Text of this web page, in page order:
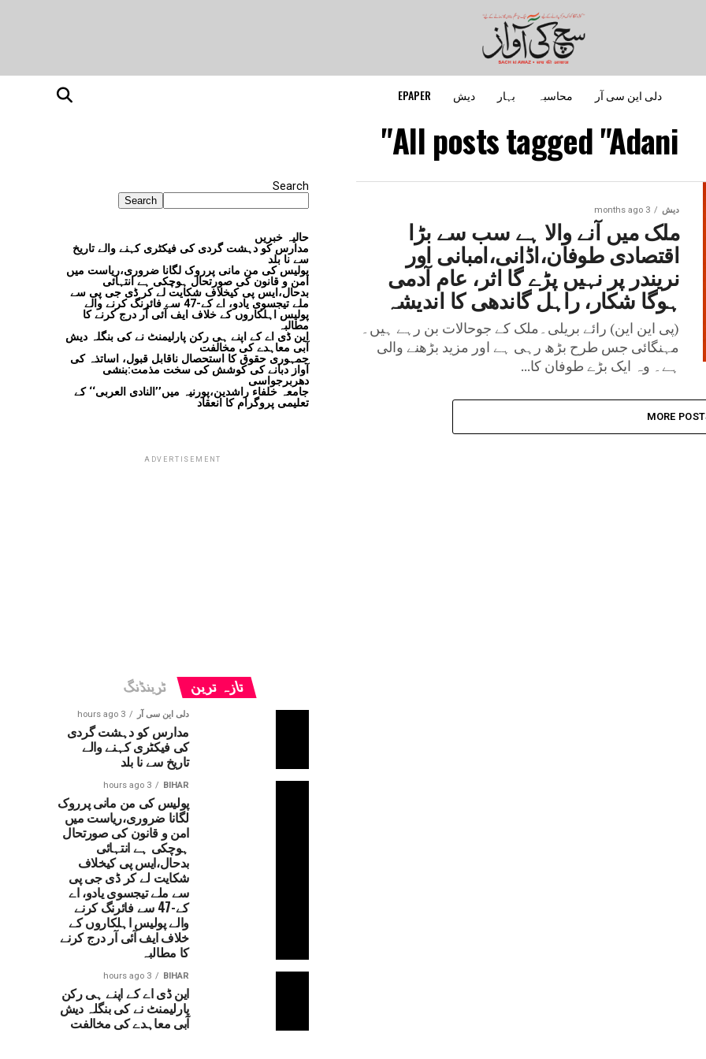
دلی این سی آر محاسبہ بہار دیش EPAPER
All posts tagged "Adani"
دیش 3 months ago
ملک میں آنے والا ہے سب سے بڑا
اقتصادی طوفان،اڈانی،امبانی اور
نریندر پر نہیں پڑے گا اثر، عام آدمی
ہوگا شکار، راہل گاندھی کا اندیشہ
(پی این این) رائے بریلی۔ملک کے جوحالات بن رہے ہیں۔
مہنگائی جس طرح بڑھ رہی ہے اور مزید بڑھنے والی
ہے۔ وہ ایک بڑے طوفان کا...
MORE
Search
Search
حالیہ خبریں
مدارس کو دہشت گردی کی فیکٹری کہنے والے تاریخ
سے نا بلد
پولیس کی من مانی پرروک لگانا ضروری،ریاست میں
امن و قانون کی صورتحال ہوچکی ہے انتہائی
بدحال،ایس پی کیخلاف شکایت لے کر ڈی جی پی سے
ملے تیجسوی یادو، اے کے-47 سے فائرنگ کرنے والے
پولیس اہلکاروں کے خلاف ایف آئی آر درج کرنے کا
مطالبہ
این ڈی اے کے اپنے ہی رکن پارلیمنٹ نے کی بنگلہ دیش
آبی معاہدے کی مخالفت
جمہوری حقوق کا استحصال ناقابل قبول، اساتذہ کی
آواز دبانے کی کوشش کی سخت مذمت:بنشی
دھربرجواسی
جامعہ خلفاء راشدین،پورنیہ میں’’النادی العربی‘‘ کے
تعلیمی پروگرام کا انعقاد
ADVERTISEMENT
تازہ ترین ٹرینڈنگ
دلی این سی آر 3 hours ago
مدارس کو دہشت گردی
کی فیکٹری کہنے والے
تاریخ سے نا بلد
BIHAR
3 hours ago
پولیس کی من مانی پرروک
لگانا ضروری،ریاست میں
امن و قانون کی صورتحال
ہوچکی ہے انتہائی
بدحال،ایس پی کیخلاف
شکایت لے کر ڈی جی پی
سے ملے تیجسوی یادو، اے
کے-47 سے فائرنگ کرنے
والے پولیس اہلکاروں کے
خلاف ایف آئی آر درج کرنے
کا مطالبہ
BIHAR
3 hours ago
این ڈی اے کے اپنے ہی رکن
پارلیمنٹ نے کی بنگلہ دیش
آبی معاہدے کی مخالفت